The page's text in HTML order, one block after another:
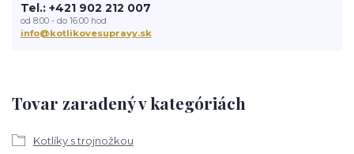
Tovar zaradený v kategóriách
Kotlíky s trojnožkou
Tel.: +421 902 212 007
od 8:00 - do 16:00 hod
info@kotlikovesupravy.sk